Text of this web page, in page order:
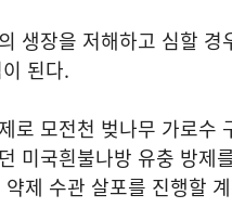
생장을 저해하고 심할
된다.
로 모전천 벚나무 가로수
미국흰불나방 유충 방제
제 수관 살포를 진행할